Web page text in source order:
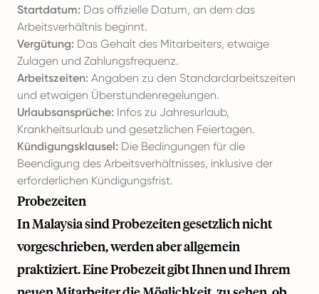
Startdatum: Das offizielle Datum, an dem das
Arbeitsverhältnis beginnt.
Vergütung: Das Gehalt des Mitarbeiters, etwaige
Zulagen und Zahlungsfrequenz.
Arbeitszeiten: Angaben zu den Standardarbeitszeiten
und etwaigen Überstundenregelungen.
Urlaubsansprüche: Infos zu Jahresurlaub,
Krankheitsurlaub und gesetzlichen Feiertagen.
Kündigungsklausel: Die Bedingungen für die
Beendigung des Arbeitsverhältnisses, inklusive der
erforderlichen Kündigungsfrist.
Probezeiten
In Malaysia sind Probezeiten gesetzlich nicht
vorgeschrieben, werden aber allgemein
praktiziert. Eine Probezeit gibt Ihnen und Ihrem